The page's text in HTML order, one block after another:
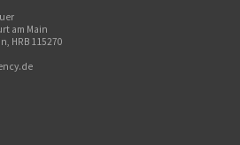
am Main
HRB 115270